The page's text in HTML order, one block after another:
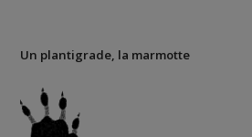
Un plantigrade, la marmotte